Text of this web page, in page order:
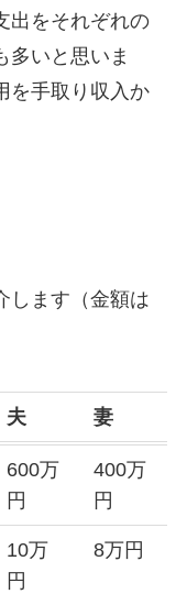
出をそれぞれの
多いと思いま
を手取り収入か
します（金額は
夫 妻
600万
円
400万
円
10万
円
8万円